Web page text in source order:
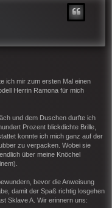
ich mir zum ersten Mal einen
Herrin Ramona für mich
und dem Duschen durfte ich
Prozent blickdichte Brille,
konnte ich mich ganz auf der
zu verpacken. Wobei sie
über meine Knöchel
bevor die Anweisung
damit der Spaß richtig losgehen
Sklave A. Wir erinnern uns: